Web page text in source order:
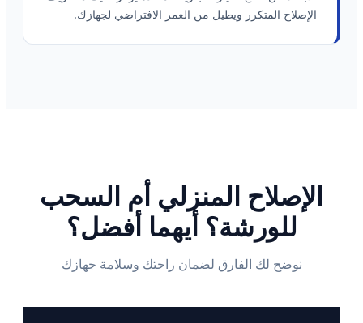
الإصلاح المتكرر ويطيل من العمر الافتراضي لجهازك.
الإصلاح المنزلي أم السحب
للورشة؟ أيهما أفضل؟
نوضح لك الفارق لضمان راحتك وسلامة جهازك